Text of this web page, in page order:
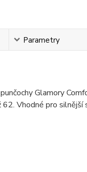
Parametry
Glamory
Vhodné pro silnější